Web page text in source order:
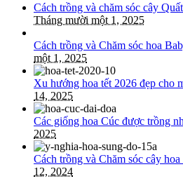
Cách trồng và chăm sóc cây
Tháng mười một 1, 2025
Cách trồng và Chăm sóc hoa
một 1, 2025
Xu hướng hoa tết 2026 đẹp cho
14, 2025
Các giống hoa Cúc được trồng
2025
Cách trồng và Chăm sóc cây
12, 2024